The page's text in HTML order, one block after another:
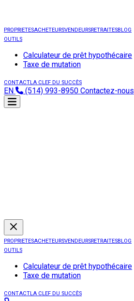
PROPRIETESACHETEURSVENDEURSRETRAITESBLOG
OUTILS
Calculateur de prêt hypothécaire
Taxe de mutation
CONTACTLA CLEF DU SUCCÈS
EN (514) 993-8950 Contactez-nous
PROPRIETESACHETEURSVENDEURSRETRAITESBLOG
OUTILS
Calculateur de prêt hypothécaire
Taxe de mutation
CONTACTLA CLEF DU SUCCÈS